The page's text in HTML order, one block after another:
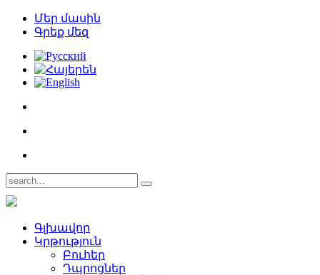
Մեր մասին
Գրեք մեզ
Գլխավոր
Կրթություն
Բուհեր­
Դպրոցներ­